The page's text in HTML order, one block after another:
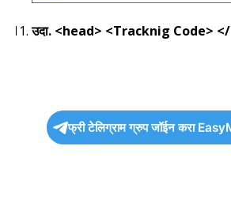
उदा. <head> <Tracknig Code>
फ्री टेलिग्राम ग्रुप जॉईन करा